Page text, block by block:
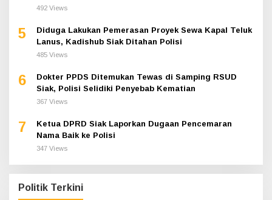
492 Views
5
Diduga Lakukan Pemerasan Proyek Sewa Kapal Teluk
Lanus, Kadishub Siak Ditahan Polisi
485 Views
6
Dokter PPDS Ditemukan Tewas di Samping RSUD
Siak, Polisi Selidiki Penyebab Kematian
367 Views
7
Ketua DPRD Siak Laporkan Dugaan Pencemaran
Nama Baik ke Polisi
347 Views
Politik Terkini